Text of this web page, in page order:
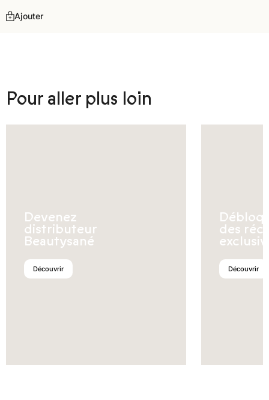
Ajouter
Pour aller plus loin
Devenez
distributeur
Beautysané
Découvrir
des
Découvrir